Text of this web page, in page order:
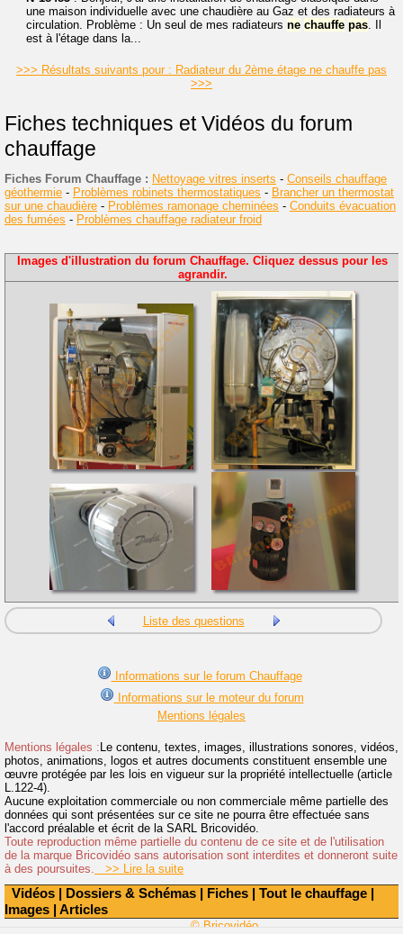
Vidéos | Dossiers & Schémas | Fiches | Tout le chauffage |
Images | Articles
une maison individuelle avec une chaudière au Gaz et des radiateurs à
circulation. Problème : Un seul de mes radiateurs ne chauffe pas. Il
est à l'étage dans la...
>>> Résultats suivants pour : Radiateur du 2ème étage ne chauffe pas
>>>
Fiches techniques et Vidéos du forum
chauffage
Fiches Forum Chauffage : Nettoyage vitres inserts - Conseils chauffage
géothermie - Problèmes robinets thermostatiques - Brancher un thermostat
sur une chaudière - Problèmes ramonage cheminées - Conduits évacuation
des fumées - Problèmes chauffage radiateur froid
Images d'illustration du forum Chauffage. Cliquez dessus pour les
agrandir.
Liste des questions
Informations sur le forum Chauffage
Informations sur le moteur du forum
Mentions légales
Mentions légales : Le contenu, textes, images, illustrations sonores, vidéos,
photos, animations, logos et autres documents constituent ensemble une
œuvre protégée par les lois en vigueur sur la propriété intellectuelle (article
L.122-4).
Aucune exploitation commerciale ou non commerciale même partielle des
données qui sont présentées sur ce site ne pourra être effectuée sans
l'accord préalable et écrit de la SARL Bricovidéo.
Toute reproduction même partielle du contenu de ce site et de l'utilisation
de la marque Bricovidéo sans autorisation sont interdites et donneront suite
à des poursuites. >> Lire la suite
© Bricovidéo